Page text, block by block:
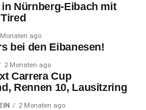
Nürnberg-Eibach mit
ago
bei den Eibanesen!
2 Monaten ago
Carrera Cup
Rennen 10, Lausitzring
2 Monaten ago